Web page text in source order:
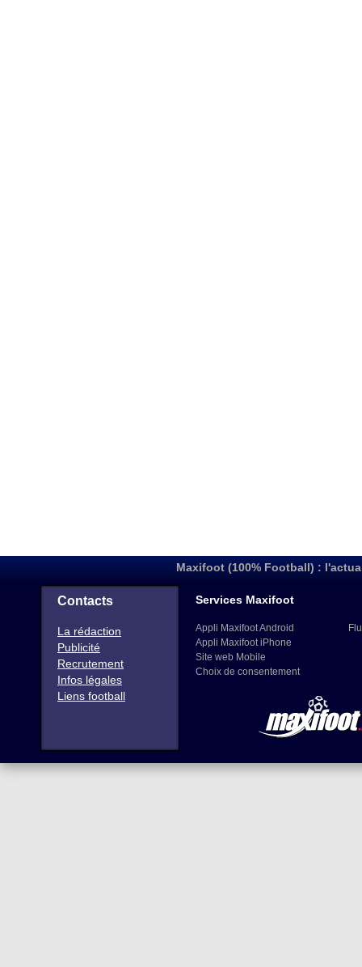
Maxifoot (100% Football) :
Contacts
La rédaction
Publicité
Recrutement
Infos légales
Liens football
Services Maxifoot
Appli Maxifoot Android
Appli Maxifoot iPhone
Site web Mobile
Choix de consentement